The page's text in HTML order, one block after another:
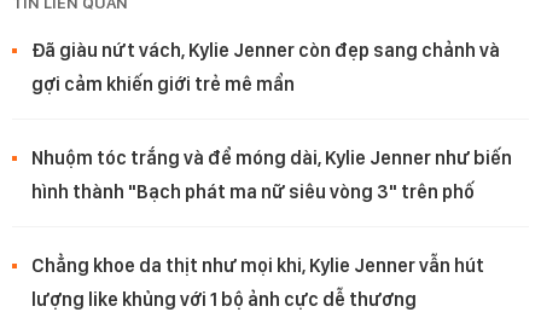
Đã giàu nứt vách, Kylie Jenner còn đẹp sang chảnh và
gợi cảm khiến giới trẻ mê mẩn
Nhuộm tóc trắng và để móng dài, Kylie Jenner như biến
hình thành "Bạch phát ma nữ siêu vòng 3" trên phố
Chẳng khoe da thịt như mọi khi, Kylie Jenner vẫn hút
lượng like khủng với 1 bộ ảnh cực dễ thương